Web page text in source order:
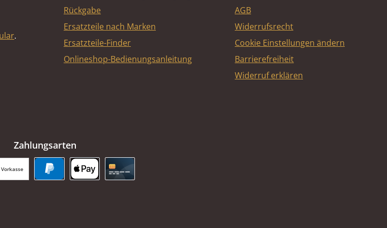
.
Rückgabe
Ersatzteile nach Marken
Ersatzteile-Finder
Onlineshop-Bedienungsanleitung
AGB
Widerrufsrecht
Cookie Einstellungen ändern
Barrierefreiheit
Widerruf erklären
Zahlungsarten
Vorkasse